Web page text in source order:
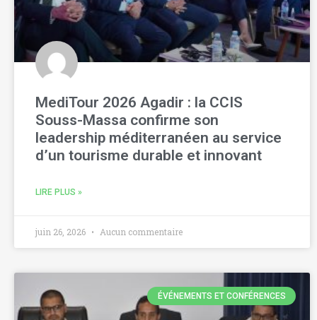
MediTour 2026 Agadir : la CCIS
Souss-Massa confirme son
leadership méditerranéen au service
d’un tourisme durable et innovant
LIRE PLUS »
juin 26, 2026 Aucun commentaire
ÉVÉNEMENTS ET CONFÉRENCES